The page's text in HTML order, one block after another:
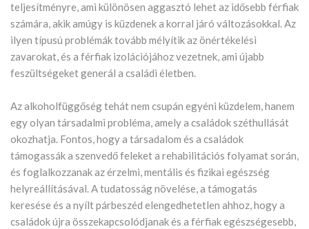
teljesítményre, ami különösen aggasztó lehet az idősebb férfiak
számára, akik amúgy is küzdenek a korral járó változásokkal. Az
ilyen típusú problémák tovább mélyítik az önértékelési
zavarokat, és a férfiak izolációjához vezetnek, ami újabb
feszültségeket generál a családi életben.
Az alkoholfüggőség tehát nem csupán egyéni küzdelem, hanem
egy olyan társadalmi probléma, amely a családok széthullását
okozhatja. Fontos, hogy a társadalom és a családok
támogassák a szenvedő feleket a rehabilitációs folyamat során,
és foglalkozzanak az érzelmi, mentális és fizikai egészség
helyreállításával. A tudatosság növelése, a támogatás
keresése és a nyílt párbeszéd elengedhetetlen ahhoz, hogy a
családok újra összekapcsolódjanak és a férfiak egészségesebb,